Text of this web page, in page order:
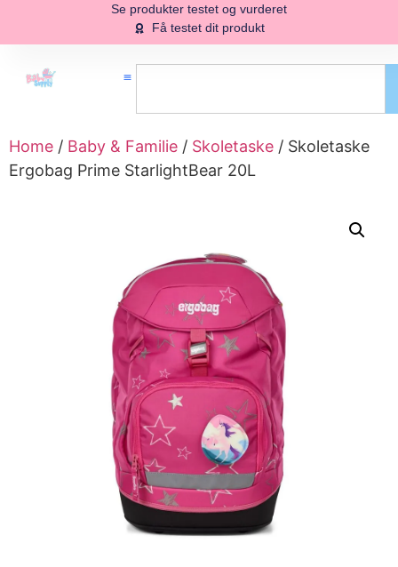
Se produkter testet og vurderet
Få testet dit produkt
Home / Baby & Familie / Skoletaske / Skoletaske
Ergobag Prime StarlightBear 20L